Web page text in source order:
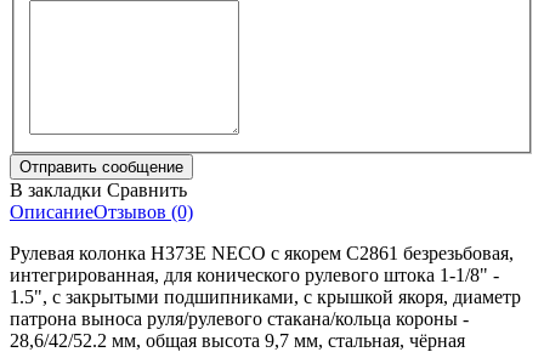
В закладки Сравнить
ОписаниеОтзывов (0)
Рулевая колонка H373E NECO с якорем C2861 безрезьбовая,
интегрированная, для конического рулевого штока 1-1/8" -
1.5", с закрытыми подшипниками, с крышкой якоря, диаметр
патрона выноса руля/рулевого стакана/кольца короны -
28,6/42/52.2 мм, общая высота 9,7 мм, стальная, чёрная